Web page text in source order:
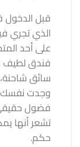
قبل
الذي تجري
على أحد
فندق لطيف
سائق
وجدت نفسك
فضول
تشعر أنها
حكم.